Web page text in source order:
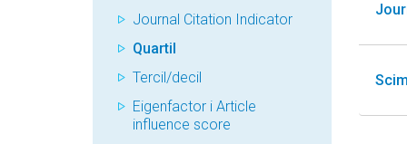
Journal Citation Indicator
Quartil
Tercil/decil
Eigenfactor i Article
influence score